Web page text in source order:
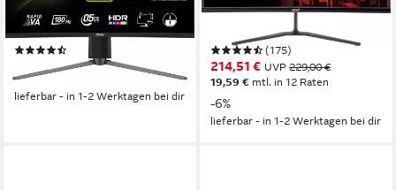
0,5 ms
Reaktionszeit
Produktdatenblatt
(100)
293,47 €
14,58 €
lieferbar - in 1-2 Werktagen bei dir
1 ms Reaktionszeit
Produktdatenblatt
(175)
214,51 € UVP 229,00 €
19,59 € mtl. in 12 Raten
-6%
lieferbar - in 1-2 Werktagen bei dir